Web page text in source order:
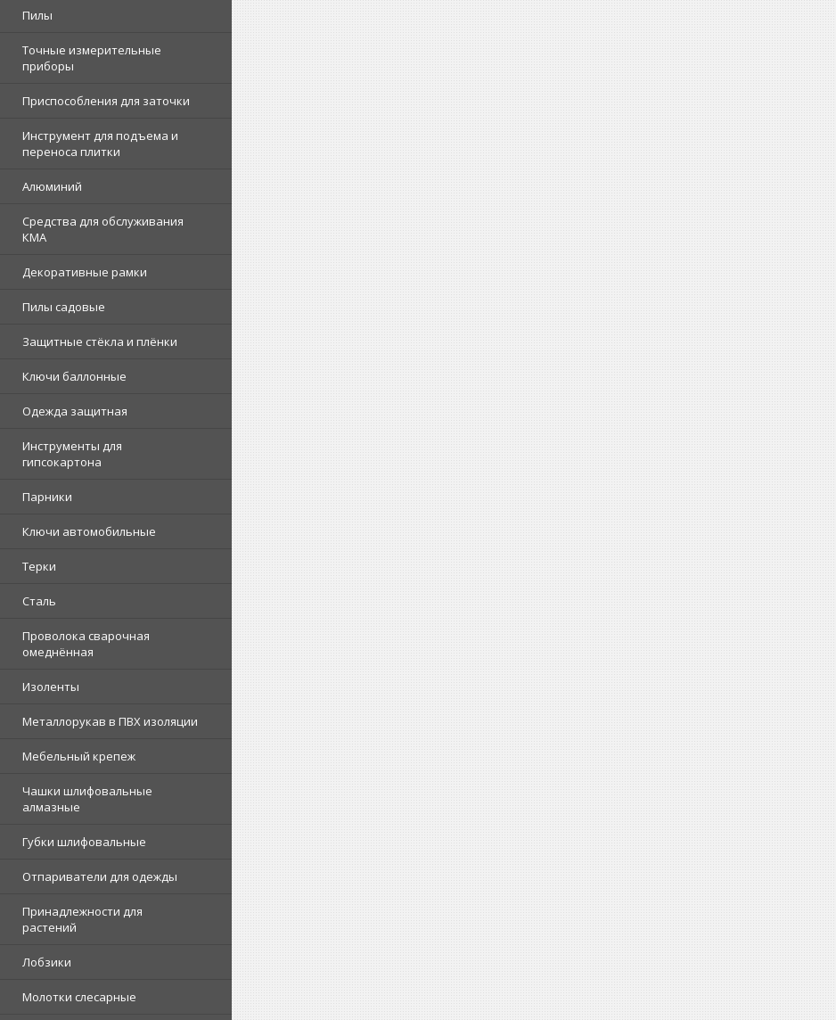
Пилы
Точные измерительные
приборы
Приспособления для заточки
Инструмент для подъема и
переноса плитки
Алюминий
Средства для обслуживания
КМА
Декоративные рамки
Пилы садовые
Защитные стёкла и плёнки
Ключи баллонные
Одежда защитная
Инструменты для
гипсокартона
Парники
Ключи автомобильные
Терки
Сталь
Проволока сварочная
омеднённая
Изоленты
Металлорукав в ПВХ изоляции
Мебельный крепеж
Чашки шлифовальные
алмазные
Губки шлифовальные
Отпариватели для одежды
Принадлежности для
растений
Лобзики
Молотки слесарные